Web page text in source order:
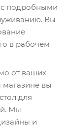
с подробными
Вы
в рабочем
от ваших
вы
для
Мы
и